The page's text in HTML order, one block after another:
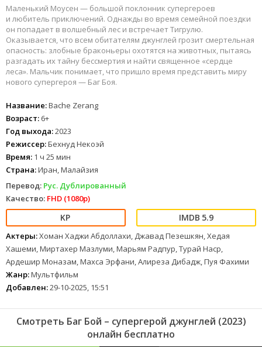
Маленький Моусен — большой поклонник супергероев
и любитель приключений. Однажды во время семейной поездки
он попадает в волшебный лес и встречает Тигрулю.
Оказывается, что всем обитателям джунглей грозит смертельная
опасность: злобные браконьеры охотятся на животных, пытаясь
разгадать их тайну бессмертия и найти священное «сердце
леса». Мальчик понимает, что пришло время представить миру
нового супергероя — Баг Боя.
Название:Bache Zerang
Возраст: 6+
Год выхода:2023
Режиссер:Бехнуд Некоэй
Время: 1 ч 25 мин
Страна:Иран, Малайзия
Перевод: Рус. Дублированный
Качество: FHD (1080p)
5.9
Актеры:Хоман Хаджи Абдоллахи, Джавад Пезешкян, Хедая
Хашеми, Миртахер Мазлуми, Марьям Радпур, Турай Наср,
Ардешир Моназам, Махса Эрфани, Алиреза Дибадж, Пуя Фахими
Жанр:Мультфильм
Добавлен:29-10-2025, 15:51
Смотреть Баг Бой – супергерой джунглей (2023)
онлайн бесплатно